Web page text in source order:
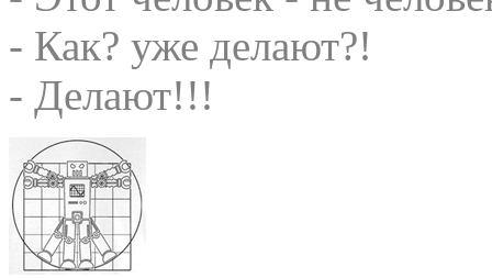
- Как? уже делают?!
- Делают!!!